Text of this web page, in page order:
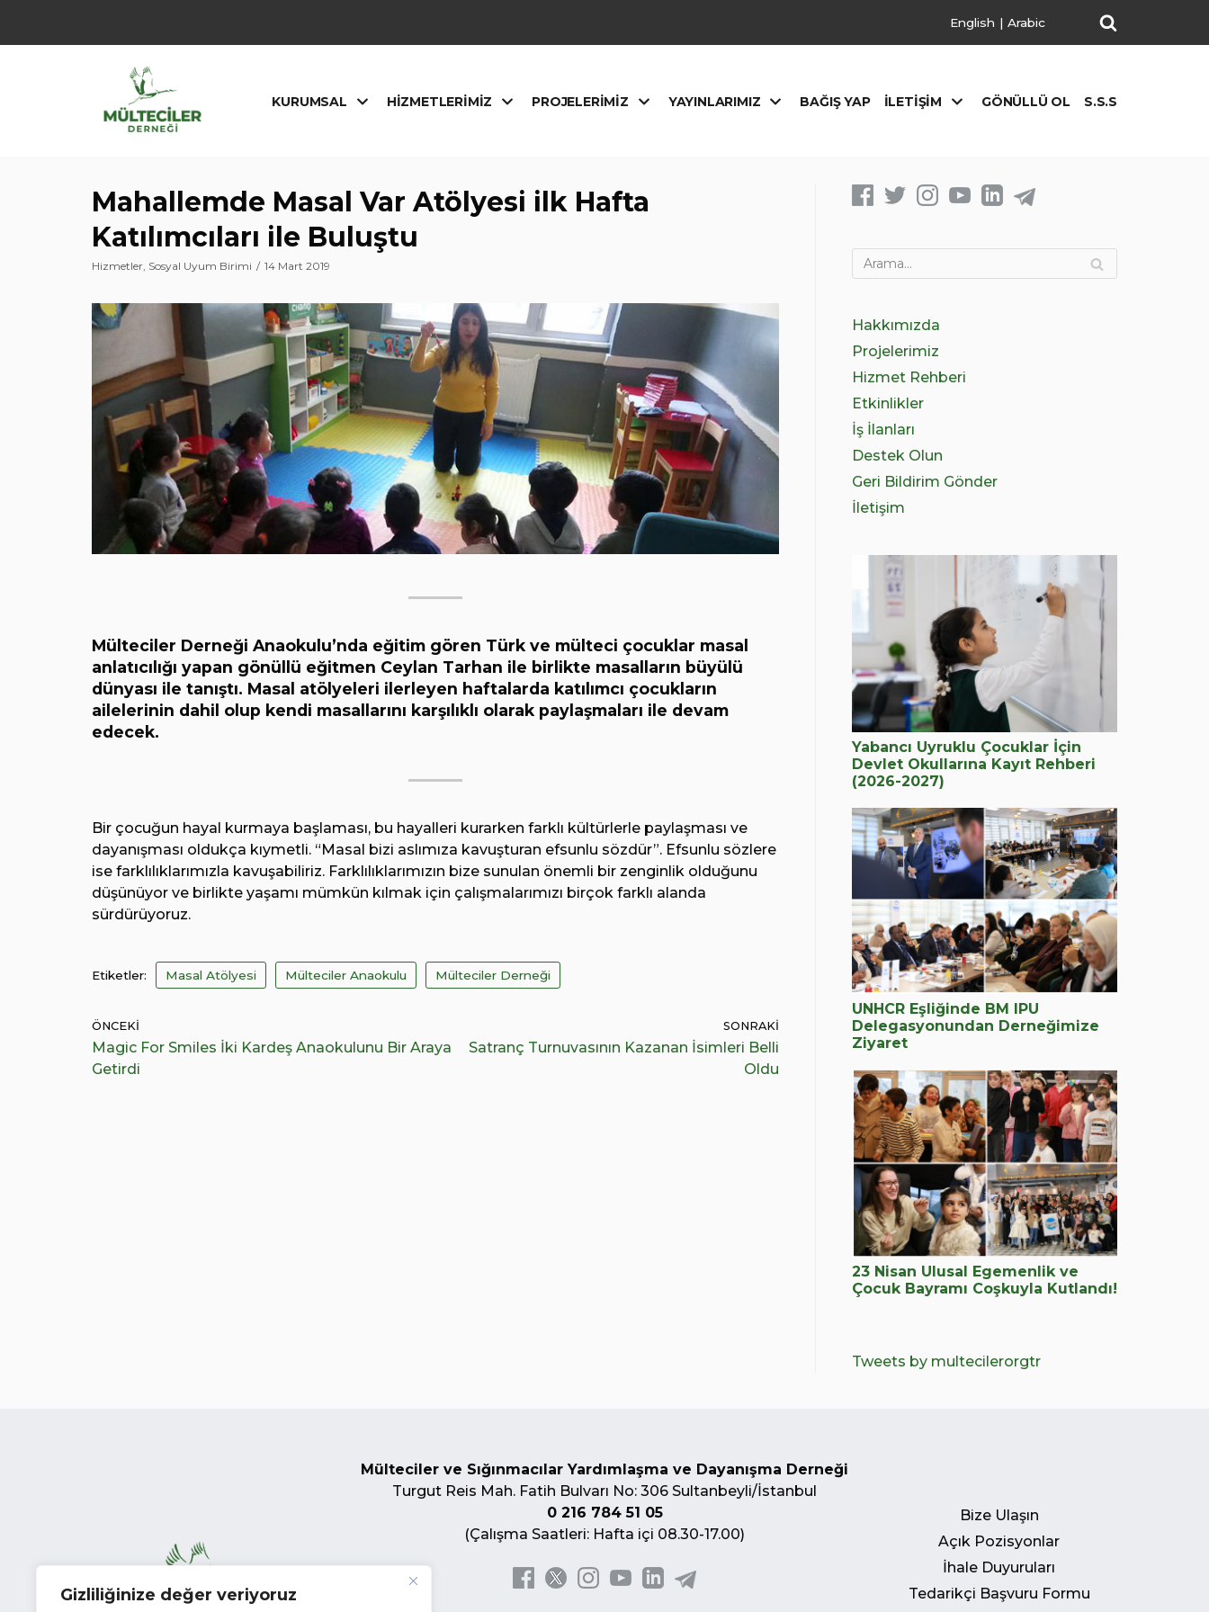
Gizliliğinize değer veriyoruz
geç
English | Arabic
KURUMSAL HIZMETLERIMIZ PROJELERIMIZ YAYINLARIMIZ BAĞIŞ YAP İLETIŞIM GÖNÜLLÜ OL S.S.S
Mahallemde Masal Var Atölyesi ilk Hafta
Katılımcıları ile Buluştu
Hizmetler, Sosyal Uyum Birimi 14 Mart 2019
Mülteciler Derneği Anaokulu’nda eğitim gören Türk ve mülteci çocuklar masal
anlatıcılığı yapan gönüllü eğitmen Ceylan Tarhan ile birlikte masalların büyülü
dünyası ile tanıştı. Masal atölyeleri ilerleyen haftalarda katılımcı çocukların
ailelerinin dahil olup kendi masallarını karşılıklı olarak paylaşmaları ile devam
edecek.
Bir çocuğun hayal kurmaya başlaması, bu hayalleri kurarken farklı kültürlerle paylaşması ve
dayanışması oldukça kıymetli. “Masal bizi aslımıza kavuşturan efsunlu sözdür”. Efsunlu sözlere
ise farklılıklarımızla kavuşabiliriz. Farklılıklarımızın bize sunulan önemli bir zenginlik olduğunu
düşünüyor ve birlikte yaşamı mümkün kılmak için çalışmalarımızı birçok farklı alanda
sürdürüyoruz.
Etiketler: Masal Atölyesi Mülteciler Anaokulu Mülteciler Derneği
ÖNCEKI
Magic For Smiles İki Kardeş Anaokulunu Bir Araya
Getirdi
SONRAKI
Satranç Turnuvasının Kazanan İsimleri Belli
Oldu
Hakkımızda
Projelerimiz
Hizmet Rehberi
Etkinlikler
İş İlanları
Destek Olun
Geri Bildirim Gönder
İletişim
Yabancı Uyruklu Çocuklar İçin
Devlet Okullarına Kayıt Rehberi
(2026-2027)
UNHCR Eşliğinde BM IPU
Delegasyonundan Derneğimize
Ziyaret
23 Nisan Ulusal Egemenlik ve
Çocuk Bayramı Coşkuyla Kutlandı!
Tweets by multecilerorgtr
Mülteciler ve Sığınmacılar Yardımlaşma ve Dayanışma Derneği
Turgut Reis Mah. Fatih Bulvarı No: 306 Sultanbeyli/İstanbul
0 216 784 51 05
(Çalışma Saatleri: Hafta içi 08.30-17.00)
Bize Ulaşın
Açık Pozisyonlar
İhale Duyuruları
Tedarikçi Başvuru Formu